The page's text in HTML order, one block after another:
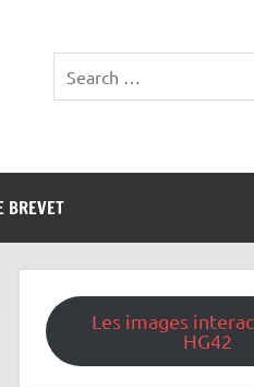
BREVET
Les images
HG42